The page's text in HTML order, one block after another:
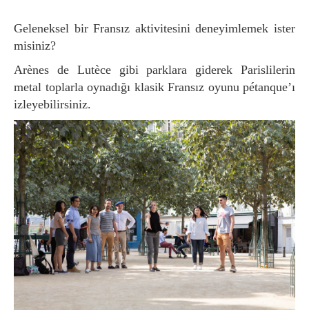
Geleneksel bir Fransız aktivitesini deneyimlemek ister
misiniz?
Arènes de Lutèce gibi parklara giderek Parislilerin
metal toplarla oynadığı klasik Fransız oyunu pétanque’ı
izleyebilirsiniz.